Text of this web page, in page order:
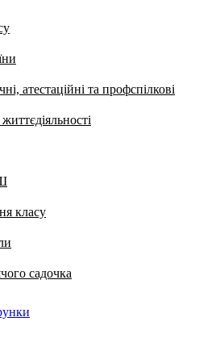
атестаційні та профспілкові
класу
садочка